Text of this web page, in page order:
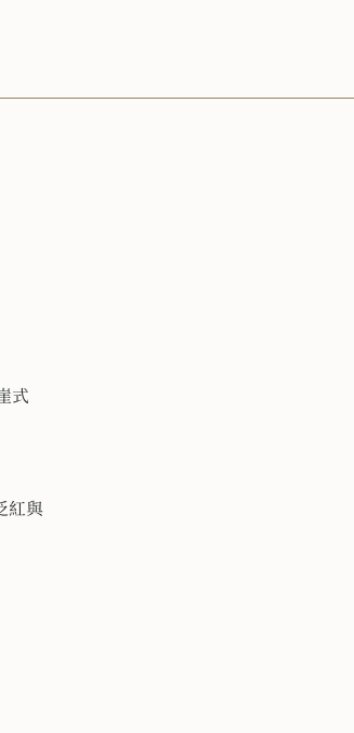
式
紅與